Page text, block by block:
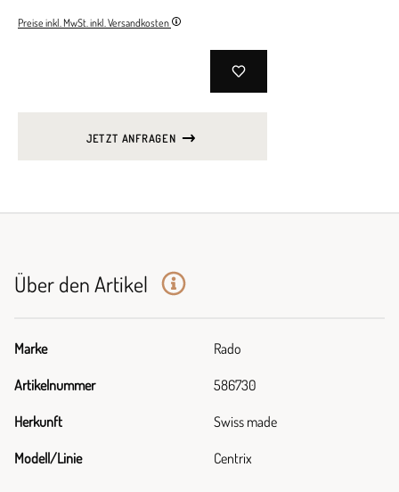
Preise inkl. MwSt. inkl. Versandkosten
JETZT ANFRAGEN
Über den Artikel
Marke Rado
Artikelnummer 586730
Herkunft Swiss made
Modell/Linie Centrix